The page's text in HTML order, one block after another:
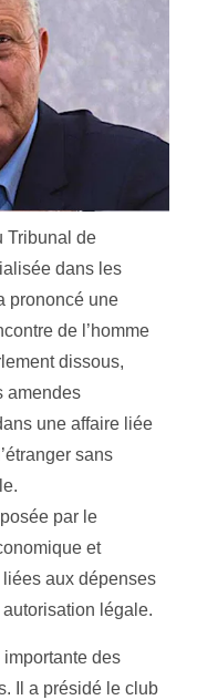
Tribunal de
dans les
prononcé une
de l’homme
dissous,
amendes
une affaire liée
sans
par le
et
aux dépenses
légale.
des
Il a présidé le club